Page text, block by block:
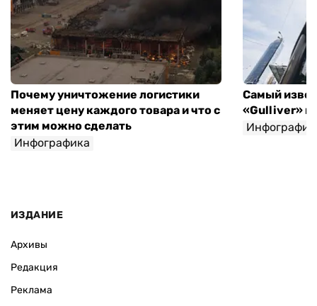
Почему уничтожение логистики
меняет цену каждого товара и что с
этим можно сделать
Инфографика
Самый
«Gulliver»
ИЗДАНИЕ
Архивы
Редакция
Реклама